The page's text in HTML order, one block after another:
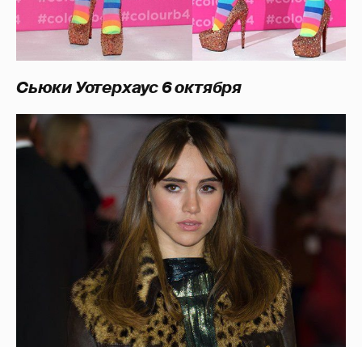
Сьюки Уотерхаус 6 октября